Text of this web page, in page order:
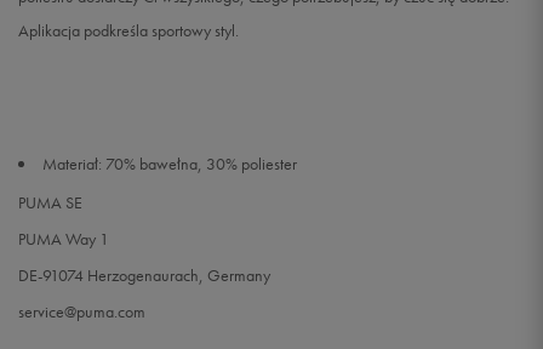
Aplikacja podkreśla sportowy styl.
Materiał: 70% bawełna, 30% poliester
PUMA SE
PUMA Way 1
DE-91074 Herzogenaurach, Germany
service@puma.com